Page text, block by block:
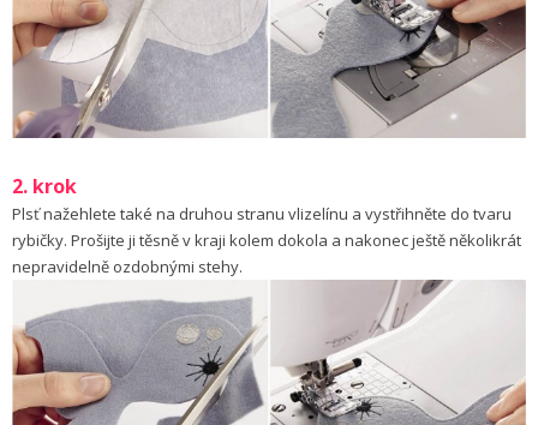
2. krok
Plsť nažehlete také na druhou stranu vlizelínu a vystřihněte do tvaru
rybičky. Prošijte ji těsně v kraji kolem dokola a nakonec ještě několikrát
nepravidelně ozdobnými stehy.